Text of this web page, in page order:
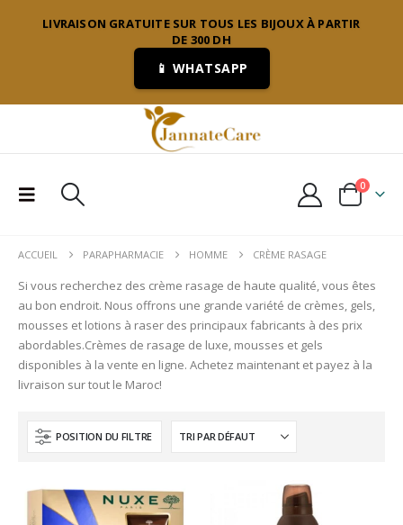
LIVRAISON GRATUITE SUR TOUS LES BIJOUX À PARTIR
DE 300 DH
📱 WHATSAPP
0
ACCUEIL PARAPHARMACIE HOMME CRÈME RASAGE
Si vous recherchez des crème rasage de haute qualité, vous êtes
au bon endroit. Nous offrons une grande variété de crèmes, gels,
mousses et lotions à raser des principaux fabricants à des prix
abordables.Crèmes de rasage de luxe, mousses et gels
disponibles à la vente en ligne. Achetez maintenant et payez à la
livraison sur tout le Maroc!
POSITION DU FILTRE